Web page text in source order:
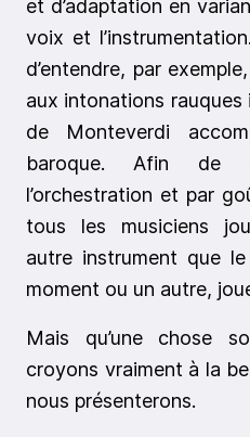
et d’adaptation en
voix et
d’entendre, par
aux intonations
de Monteverdi
baroque. Afin de
l’orchestration et par
tous les musiciens
autre instrument que
moment ou un autre,
Mais qu’une chose
croyons vraiment à la
nous présenterons.